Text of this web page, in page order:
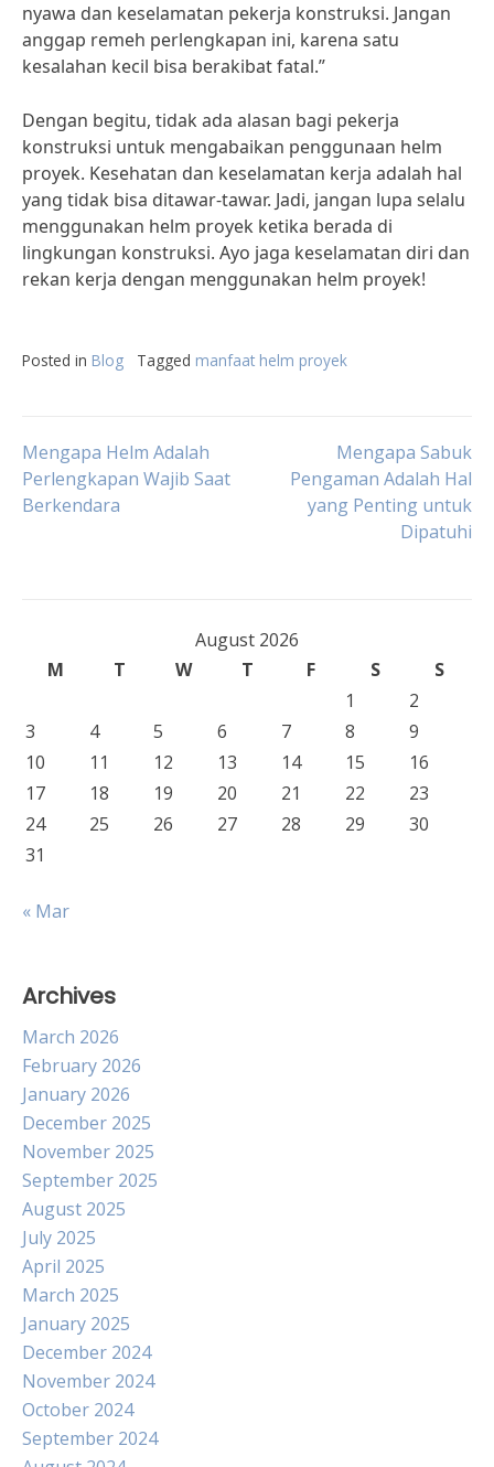
nyawa dan keselamatan pekerja konstruksi. Jangan
anggap remeh perlengkapan ini, karena satu
kesalahan kecil bisa berakibat fatal.”
Dengan begitu, tidak ada alasan bagi pekerja
konstruksi untuk mengabaikan penggunaan helm
proyek. Kesehatan dan keselamatan kerja adalah hal
yang tidak bisa ditawar-tawar. Jadi, jangan lupa selalu
menggunakan helm proyek ketika berada di
lingkungan konstruksi. Ayo jaga keselamatan diri dan
rekan kerja dengan menggunakan helm proyek!
Posted in Blog Tagged manfaat helm proyek
Post
navigation
Mengapa Helm Adalah
Perlengkapan Wajib Saat
Berkendara
Mengapa Sabuk
Pengaman Adalah Hal
yang Penting untuk
Dipatuhi
August 2026
M
T W T F S
S
1
2
3
4 5 6 7 8
9
10
11 12 13 14 15
16
17
18 19 20 21 22
23
24
25 26 27 28 29
30
31
« Mar
Archives
March 2026
February 2026
January 2026
December 2025
November 2025
September 2025
August 2025
July 2025
April 2025
March 2025
January 2025
December 2024
November 2024
October 2024
September 2024